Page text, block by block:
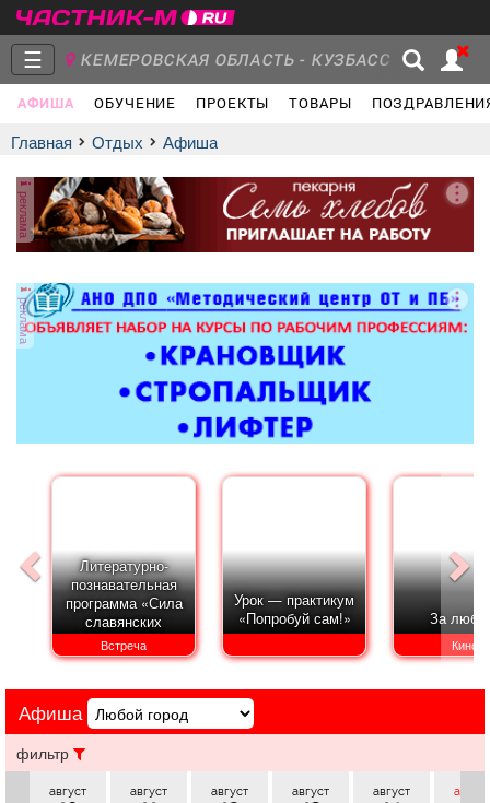
☰ КЕМЕРОВСКАЯ ОБЛАСТЬ - КУЗБАСС
АФИША ОБУЧЕНИЕ ПРОЕКТЫ ТОВАРЫ
Главная
Группы
Объявления Недвижимость Услуги
Транспорт Компании
Поздравления Погода
ТВ программа
Главная Отдых афиша
реклама
реклама
Литературно-
познавательная
программа «Сила
славянских
традиций»
Встреча
Урок — практикум
«Попробуй сам!»
За
Кино
Афиша
фильтр
август август август август август август